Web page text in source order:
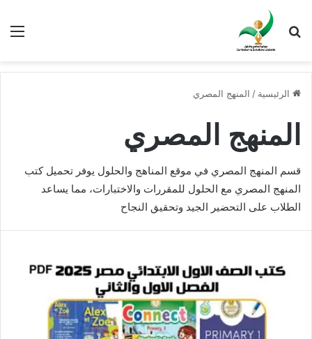
بحث عن
الرئيسية / المنهج المصري
المنهج المصري
قسم المنهج المصري في موقع المناهج والحلول يوفر تحميل كتب
المنهج المصري مع الحلول للمقررات والاختبارات، مما يساعد
الطلاب على التحضير الجيد وتحقيق النجاح